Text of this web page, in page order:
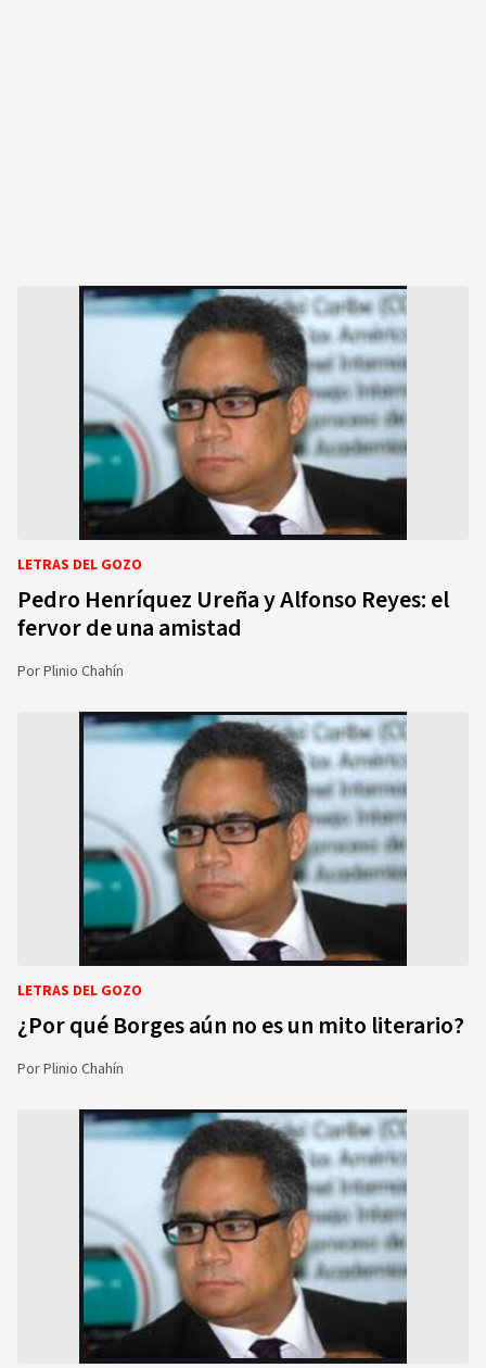
LETRAS DEL GOZO
Pedro Henríquez Ureña y Alfonso Reyes: el
fervor de una amistad
PorPlinio Chahín
LETRAS DEL GOZO
¿Por qué Borges aún no es un mito literario?
PorPlinio Chahín